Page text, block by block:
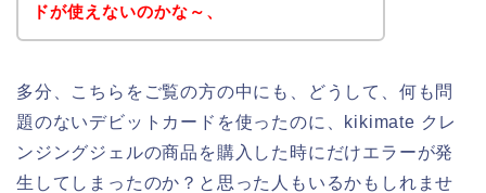
ドが使えないのかな～、
多分、こちらをご覧の方の中にも、どうして、何も問
題のないデビットカードを使ったのに、kikimate クレ
ンジングジェルの商品を購入した時にだけエラーが発
生してしまったのか？と思った人もいるかもしれませ